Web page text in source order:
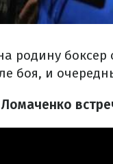
родину
боя, и